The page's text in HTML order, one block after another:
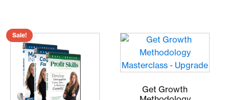
Sale!
Get Growth